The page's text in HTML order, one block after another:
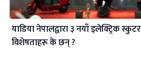
याडिया नेपालद्वारा ३ नयाँ इलेक्ट्रिक
विशेषताहरू के छन् ?